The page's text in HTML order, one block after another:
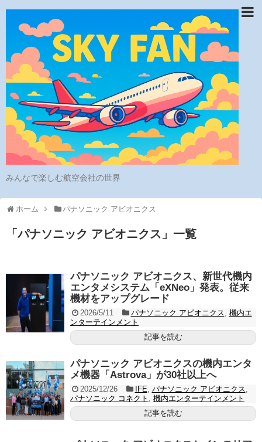
みんなで楽しむ航空会社の世界
ホーム パナソニック アビオニクス
「パナソニック アビオニクス 」 一覧
パナソニック アビオニクス、新世代機内
エンタメシステム「eXNeo」発表。従来
機材をアップグレード
2026/5/11 パナソニック アビオニクス, 機内エ
ンターテインメント
記事を読む
パナソニック アビオニクスの機内エンタ
メ機器「Astrova」が30社以上へ
2025/12/26 IFE, パナソニック アビオニクス,
パナソニック コネクト , 機内エンターテインメント
記事を読む